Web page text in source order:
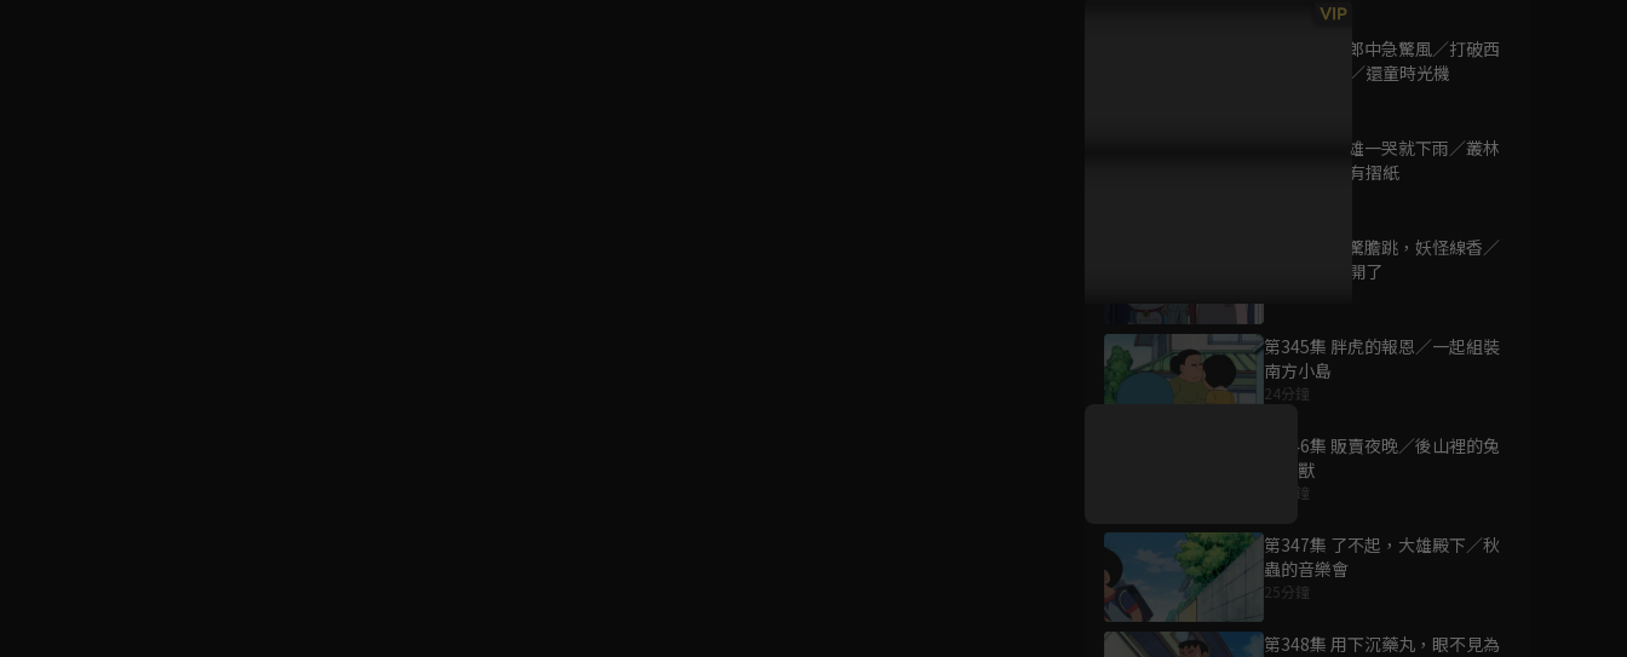
第342集 慢郎中急驚風／打破西
瓜的西瓜筆／還童時光機
第343集 大雄一哭就下雨／叢林
探險不能沒有摺紙
第344集 心驚膽跳，妖怪線香／
謠言之花盛開了
第345集 胖虎的報恩／一起組裝
南方小島
24分鐘
第346集 販賣夜晚／後山裡的兔
子怪獸
25分鐘
第347集 了不起，大雄殿下／秋
蟲的音樂會
25分鐘
第348集 用下沉藥丸，眼不見為
VIP
已完結 / 共 13 集
豆小鴨
好康資訊
升級VIP最優惠！獨家好